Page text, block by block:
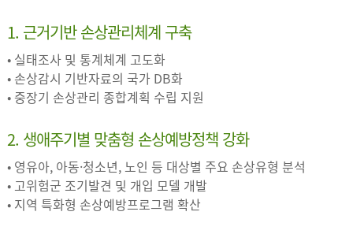
1. 근거기반 손상관리체계 구축
• 실태조사 및 통계체계 고도화
• 손상감시 기반자료의 국가 DB화
• 중장기 손상관리 종합계획 수립 지원
2. 생애주기별 맞춤형 손상예방정책 강화
• 영유아, 아동·청소년, 노인 등 대상별 주요 손상유형 분석
• 고위험군 조기발견 및 개입 모델 개발
• 지역 특화형 손상예방프로그램 확산